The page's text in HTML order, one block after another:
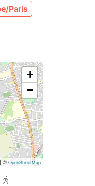
-
Paris
+
−
© OpenStreetMap